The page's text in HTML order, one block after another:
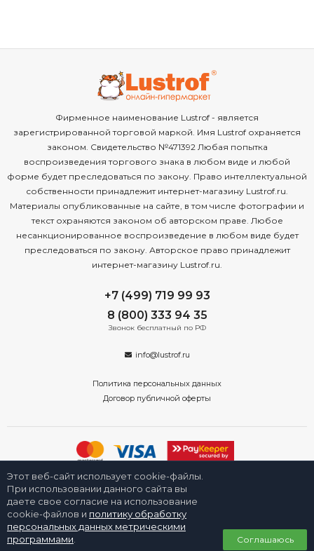
Фирменное наименование Lustrof - является
зарегистрированной торговой маркой. Имя Lustrof охраняется
законом. Свидетельство №471392 Любая попытка
воспроизведения торгового знака в любом виде и любой
форме будет преследоваться по закону. Право интеллектуальной
собственности принадлежит интернет-магазину Lustrof.ru.
Материалы опубликованные на сайте, в том числе фотографии и
текст охраняются законом об авторском праве. Любое
несанкционированное воспроизведение в любом виде будет
преследоваться по закону. Авторское право принадлежит
интернет-магазину Lustrof.ru.
+7 (499) 719 99 93
8 (800) 333 94 35
Звонок бесплатный по РФ
info@lustrof.ru
Политика персональных данных
Договор публичной оферты
2008-2026 © Интернет-магазин «Люстроф» в Новосибирске - приборы
освещения для дома и улицы. Все права защищены.
Этот веб-сайт использует cookie-файлы.
При использовании данного сайта вы
даете свое согласие на использование
cookie-файлов и политику обработку
персональных данных метрическими
программами
Соглашаюсь